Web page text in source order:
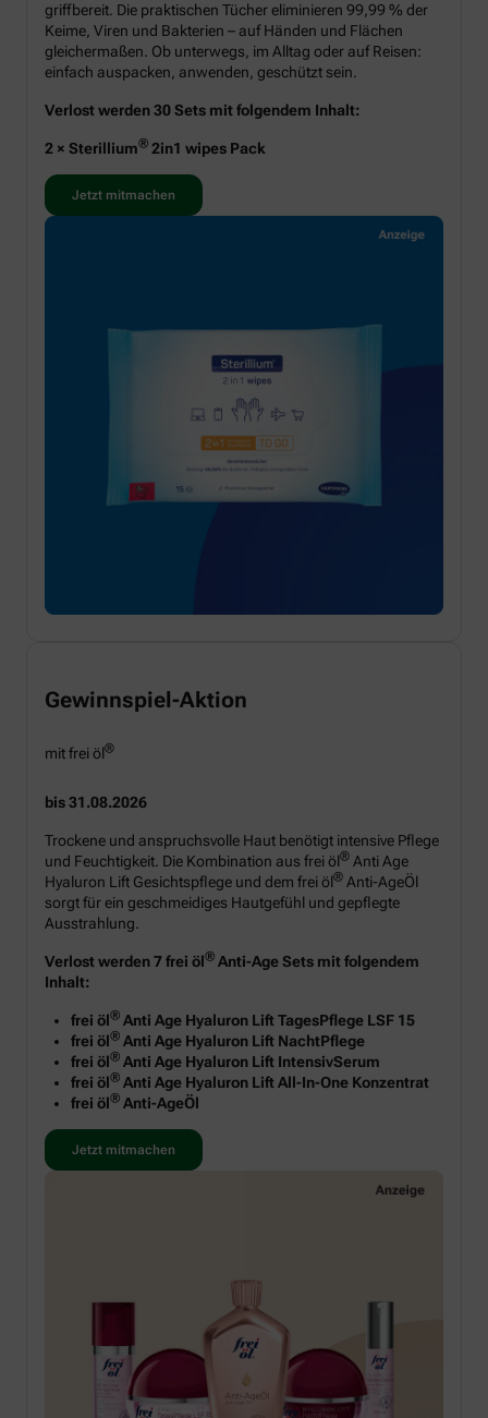
griffbereit. Die praktischen Tücher eliminieren 99,99 % der
Keime, Viren und Bakterien – auf Händen und Flächen
gleichermaßen. Ob unterwegs, im Alltag oder auf Reisen:
einfach auspacken, anwenden, geschützt sein.
Verlost werden 30 Sets mit folgendem Inhalt:
2 × Sterillium® 2in1 wipes Pack
Jetzt mitmachen
Gewinnspiel-Aktion
mit frei öl®
bis 31.08.2026
Trockene und anspruchsvolle Haut benötigt intensive Pflege
und Feuchtigkeit. Die Kombination aus frei öl® Anti Age
Hyaluron Lift Gesichtspflege und dem frei öl® Anti-AgeÖl
sorgt für ein geschmeidiges Hautgefühl und gepflegte
Ausstrahlung.
Verlost werden 7 frei öl® Anti-Age Sets mit folgendem
Inhalt:
frei öl® Anti Age Hyaluron Lift TagesPflege LSF 15
frei öl® Anti Age Hyaluron Lift NachtPflege
frei öl® Anti Age Hyaluron Lift IntensivSerum
frei öl® Anti Age Hyaluron Lift All-In-One Konzentrat
frei öl® Anti-AgeÖl
Jetzt mitmachen